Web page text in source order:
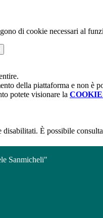
di cookie necessari al
della piattaforma e non è
potete visionare la
È possibile
Sanmicheli"